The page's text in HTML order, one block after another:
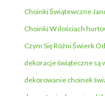
Choinki Świątewczne
Choinki W ilościach
Czym Się Różni Świerk
dekoracje świąteczne są
dekorowanie choinek